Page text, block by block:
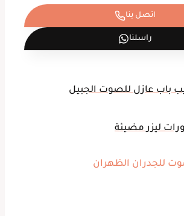
اتصل بنا
راسلنا
باب عازل للصوت الجبيل
ليزر مضيئة